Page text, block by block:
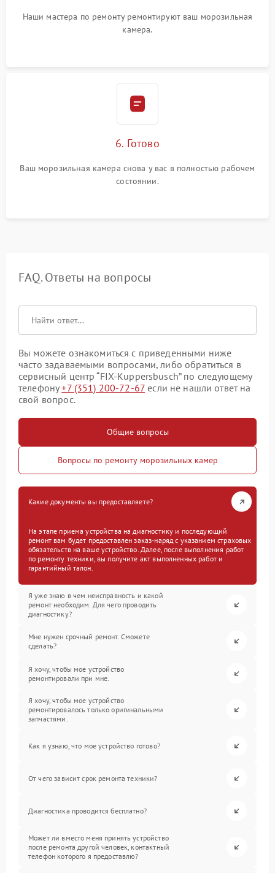
Наши мастера по ремонту ремонтируют ваш морозильная
камера.
6. Готово
Ваш морозильная камера снова у вас в полностью рабочем
состоянии.
FAQ. Ответы на вопросы
Вы можете ознакомиться с приведенными ниже
часто задаваемыми вопросами, либо обратиться в
сервисный центр “FIX-Kuppersbusch” по следующему
телефону+7 (351) 200-72-67 если не нашли ответ на
свой вопрос.
Общие вопросы
Вопросы по ремонту морозильных камер
Какие документы вы предоставляете?
На этапе приема устройства на диагностику и последующий
ремонт вам будет предоставлен заказ-наряд с указанием страховых
обязательств на ваше устройство. Далее, после выполнения работ
по ремонту техники, вы получите акт выполненных работ и
гарантийный талон.
Я уже знаю в чем неисправность и какой
ремонт необходим. Для чего проводить
диагностику?
Мне нужен срочный ремонт. Сможете
сделать?
Я хочу, чтобы мое устройство
ремонтировали при мне.
Я хочу, чтобы мое устройство
ремонтировалось только оригинальными
запчастями.
Как я узнаю, что мое устройство готово?
От чего зависит срок ремонта техники?
Диагностика проводится бесплатно?
Может ли вместо меня принять устройство
после ремонта другой человек, контактный
телефон которого я предоставлю?